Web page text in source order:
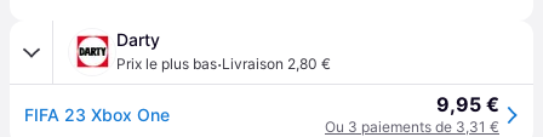
Darty
Prix le plus bas·Livraison 2,80 €
FIFA 23 Xbox One 9,95 €
Ou 3 paiements de 3,31 €